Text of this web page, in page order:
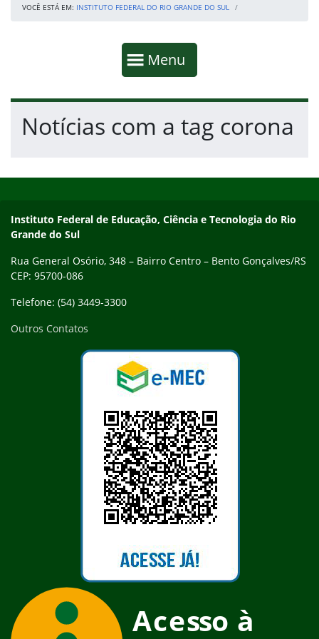
VOCÊ ESTÁ EM: INSTITUTO FEDERAL DO RIO GRANDE DO SUL
Mostrar
Menu
Fim da navegação
Início do conteúdo
Notícias com a tag corona
Contato
Instituto Federal de Educação, Ciência e Tecnologia do Rio
Grande do Sul
Rua General Osório, 348 – Bairro Centro – Bento Gonçalves/RS
CEP: 95700-086
Telefone: (54) 3449-3300
Outros Contatos